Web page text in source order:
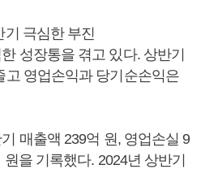
극심한 부진
성장통을 겪고 있다. 상반기
고 영업손익과 당기순손익은
매출액 239억 원, 영업손실 9
을 기록했다. 2024년 상반기